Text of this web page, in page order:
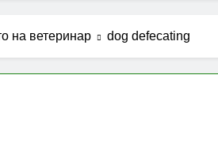
на ветеринар dog defecating